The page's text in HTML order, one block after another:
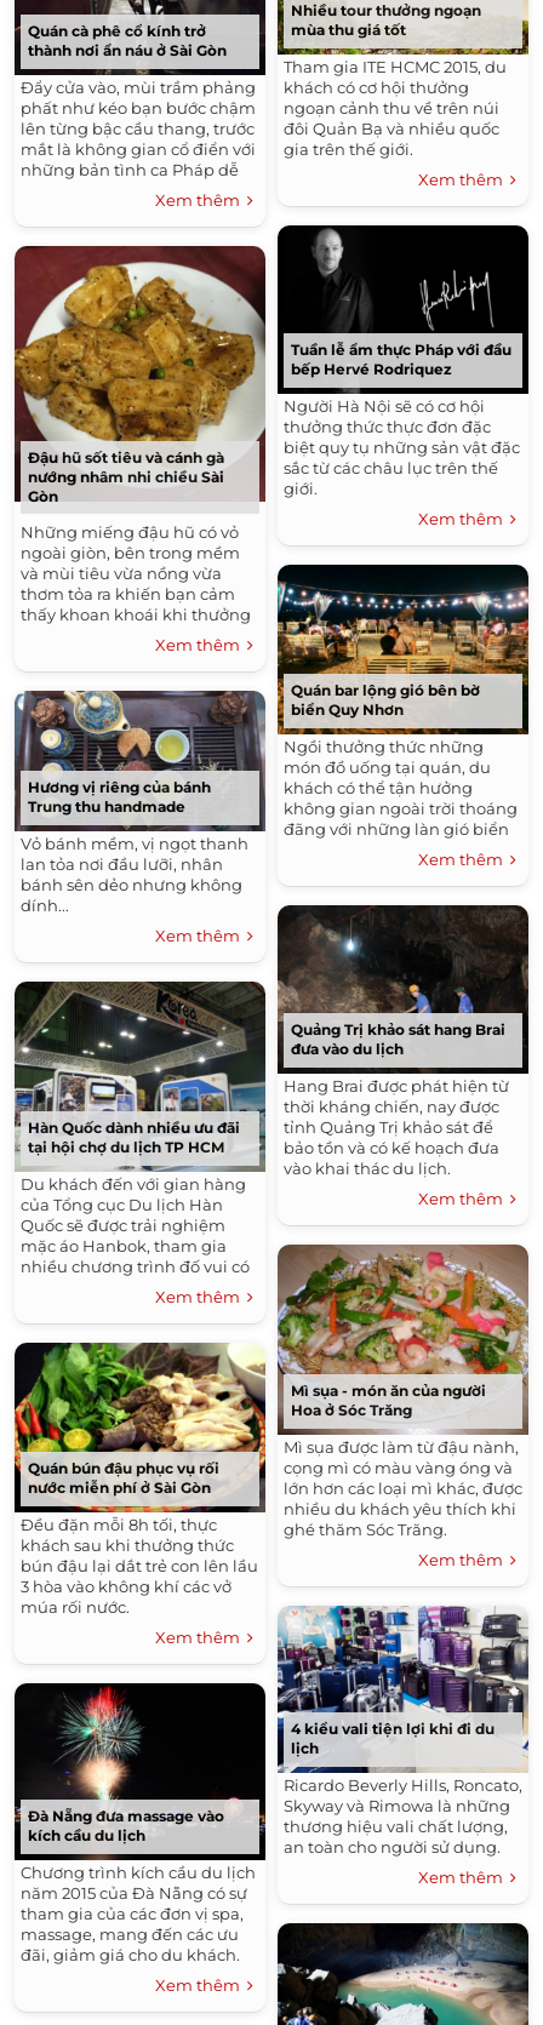
Quán cà phê cổ kính trở
thành nơi ẩn náu ở Sài Gòn
Đẩy cửa vào, mùi trầm phảng
phất như kéo bạn bước chậm
lên từng bậc cầu thang, trước
mắt là không gian cổ điển với
những bản tình ca Pháp dễ
Xem thêm
Đậu hũ sốt tiêu và cánh gà
nướng nhâm nhi chiều Sài
Gòn
Những miếng đậu hũ có vỏ
ngoài giòn, bên trong mềm
và mùi tiêu vừa nồng vừa
thơm tỏa ra khiến bạn cảm
thấy khoan khoái khi thưởng
thức, nhất là khi tiết trời mát
Xem thêm
Hương vị riêng của bánh
Trung thu handmade
Vỏ bánh mềm, vị ngọt thanh
lan tỏa nơi đầu lưỡi, nhân
bánh sên dẻo nhưng không
dính...
Xem thêm
Hàn Quốc dành nhiều ưu đãi
tại hội chợ du lịch TP HCM
Du khách đến với gian hàng
của Tổng cục Du lịch Hàn
Quốc sẽ được trải nghiệm
mặc áo Hanbok, tham gia
nhiều chương trình đố vui có
thưởng và nhận tài liệu
hướng dẫn du lịch miễn phí
tới quốc gia này.
Xem thêm
Quán bún đậu phục vụ rối
nước miễn phí ở Sài Gòn
Đều đặn mỗi 8h tối, thực
khách sau khi thưởng thức
bún đậu lại dắt trẻ con lên lầu
3 hòa vào không khí các vở
múa rối nước.
Xem thêm
Đà Nẵng đưa massage vào
kích cầu du lịch
Chương trình kích cầu du lịch
năm 2015 của Đà Nẵng có sự
tham gia của các đơn vị spa,
massage, mang đến các ưu
đãi, giảm giá cho du khách.
Xem thêm
Nhiều tour thưởng ngoạn
mùa thu giá tốt
Tham gia ITE HCMC 2015, du
khách có cơ hội thưởng
ngoạn cảnh thu về trên núi
đôi Quản Bạ và nhiều quốc
gia trên thế giới.
Xem thêm
Tuần lễ ẩm thực Pháp với đầu
bếp Hervé Rodriquez
Người Hà Nội sẽ có cơ hội
thưởng thức thực đơn đặc
biệt quy tụ những sản vật đặc
sắc từ các châu lục trên thế
giới.
Xem thêm
Quán bar lộng gió bên bờ
biển Quy Nhơn
Ngồi thưởng thức những
món đồ uống tại quán, du
khách có thể tận hưởng
không gian ngoài trời thoáng
đãng với những làn gió biển
mát rượi và tiếng sóng vỗ rì
Xem thêm
Quảng Trị khảo sát hang Brai
đưa vào du lịch
Hang Brai được phát hiện từ
thời kháng chiến, nay được
tỉnh Quảng Trị khảo sát để
bảo tồn và có kế hoạch đưa
vào khai thác du lịch.
Xem thêm
Mì sụa - món ăn của người
Hoa ở Sóc Trăng
Mì sụa được làm từ đậu nành,
cọng mì có màu vàng óng và
lớn hơn các loại mì khác, được
nhiều du khách yêu thích khi
ghé thăm Sóc Trăng.
Xem thêm
4 kiểu vali tiện lợi khi đi du
lịch
Ricardo Beverly Hills, Roncato,
Skyway và Rimowa là những
thương hiệu vali chất lượng,
an toàn cho người sử dụng.
Xem thêm